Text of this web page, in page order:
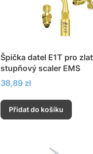
Špička datel E1T pro
stupňový scaler EMS
Cena
38,89 zł
Přidat do košíku